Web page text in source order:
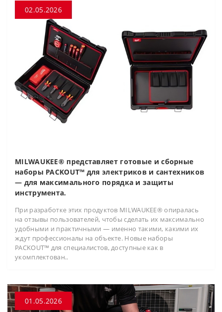
02.05.2026
MILWAUKEE® представляет готовые и сборные
наборы PACKOUT™ для электриков и сантехников
— для максимального порядка и защиты
инструмента.
При разработке этих продуктов MILWAUKEE® опиралась
на отзывы пользователей, чтобы сделать их максимально
удобными и практичными — именно такими, какими их
ждут профессионалы на объекте. Новые наборы
PACKOUT™ для специалистов, доступные как в
укомплектован..
01.05.2026